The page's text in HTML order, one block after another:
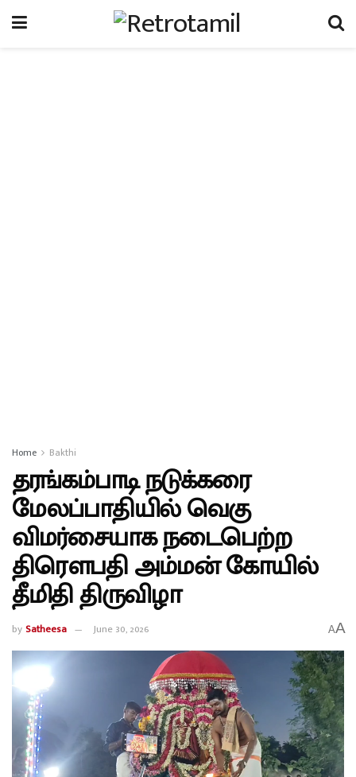
Home Bakthi
தரங்கம்பாடி நடுக்கரை
மேலப்பாதியில் வெகு
விமர்சையாக நடைபெற்ற
திரௌபதி அம்மன் கோயில்
தீமிதி திருவிழா
bySatheesa June 30, 2026 AA